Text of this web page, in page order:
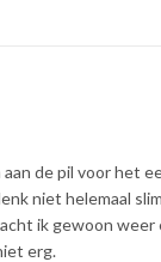
de pil voor het
niet helemaal
ik gewoon
erg.